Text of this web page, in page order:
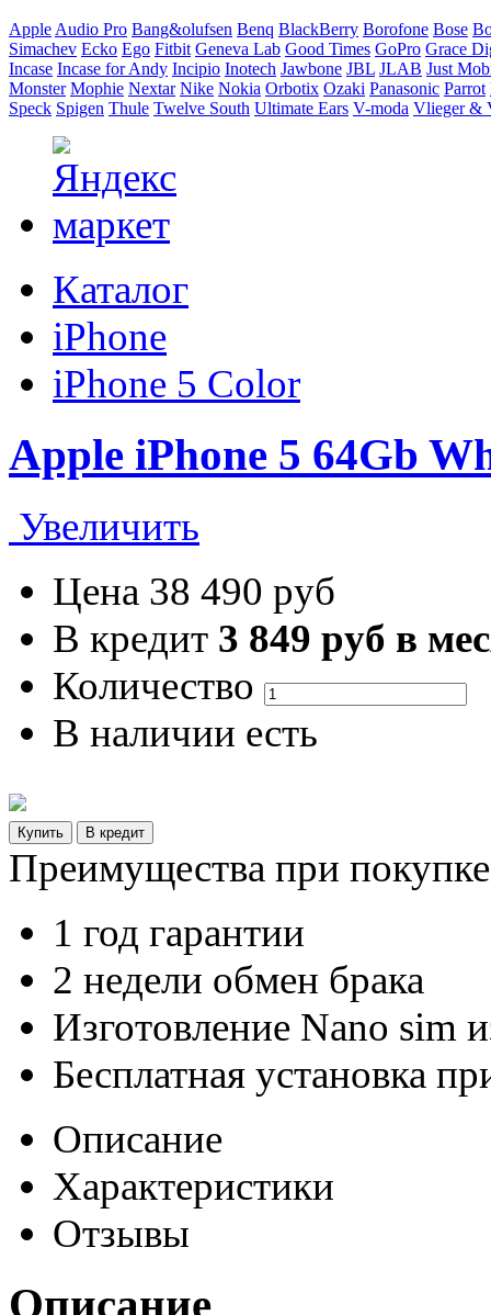
Apple Audio Pro Bang&olufsen Benq BlackBerry Borofone Bose
Simachev Ecko Ego Fitbit Geneva Lab Good Times GoPro Grace
Incase Incase for Andy Incipio Inotech Jawbone JBL JLAB Just
Monster Mophie Nextar Nike Nokia Orbotix Ozaki Panasonic Parrot
Speck Spigen Thule Twelve South Ultimate Ears V-moda Vlieger &
Каталог
iPhone
iPhone 5 Color
Apple iPhone 5 64Gb
Увеличить
Цена 38 490 руб
В кредит 3 849 руб в
Количество
В наличии есть
Преимущества при
1 год гарантии
2 недели обмен брака
Изготовление Nano sim
Бесплатная установка
Описание
Характеристики
Отзывы
Описание